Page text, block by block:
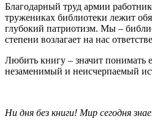
Благодарный труд армии
тружениках библиотеки лежит
глубокий патриотизм. Мы –
степени возлагает на нас
Любить книгу – значит понимать
незаменимый и неисчерпаемый
Ни дня без книги! Мир сегодня